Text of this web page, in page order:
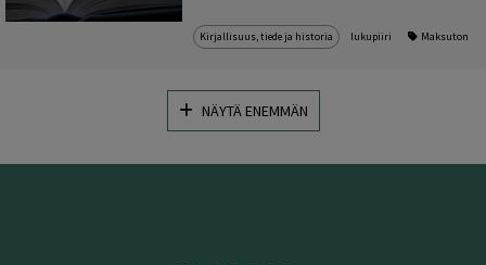
Kirjallisuus, tiede ja historia lukupiiri Maksuton
NÄYTÄ ENEMMÄN